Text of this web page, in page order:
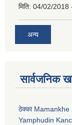
मिति: 04/02/2018
अन्य
सार्वजनिक
ठेक्का
Yamphudin